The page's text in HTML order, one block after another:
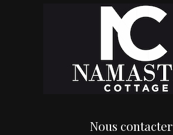
Nous contacter